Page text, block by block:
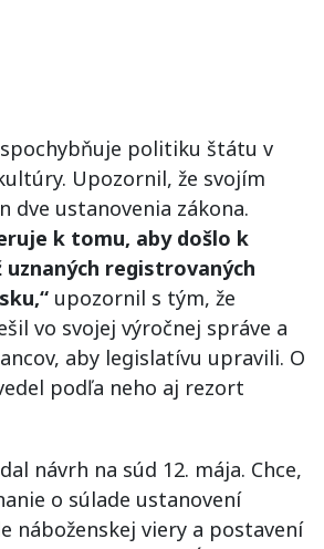
politiku štátu v
Upozornil, že svojím
dve ustanovenia zákona.
k tomu, aby došlo k
uznaných registrovaných
upozornil s tým, že
vo svojej výročnej správe a
aby legislatívu upravili. O
podľa neho aj rezort
návrh na súd 12. mája. Chce,
o súlade ustanovení
náboženskej viery a postavení